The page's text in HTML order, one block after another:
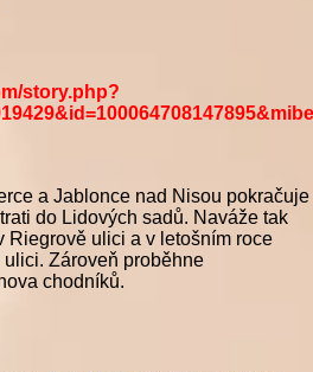
story.php?
a Jablonce nad Nisou pokračuje
do Lidových sadů. Naváže tak
Riegrově ulici a v letošním roce
Zároveň proběhne
chodníků.